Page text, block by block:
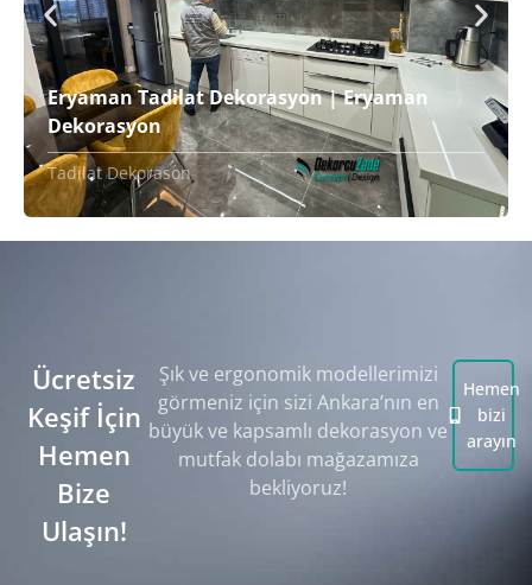
Eryaman Tadilat Dekorasyon | Eryaman
Dekorasyon
Tadilat Dekorason
Ücretsiz
Keşif İçin
Hemen
Bize
Ulaşın!
Şık ve ergonomik modellerimizi
görmeniz için sizi Ankara’nın en
büyük ve kapsamlı dekorasyon ve
mutfak dolabı mağazamıza
bekliyoruz!
Hemen
bizi
arayın